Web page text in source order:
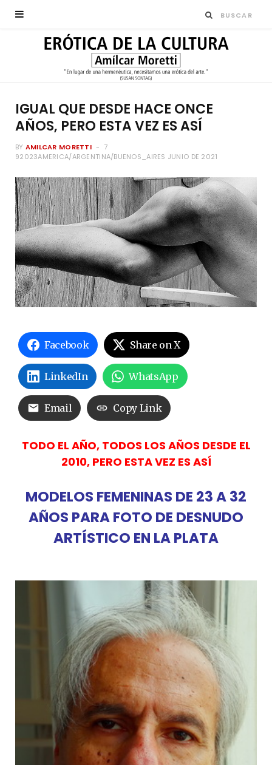
IGUAL QUE DESDE HACE ONCE
AÑOS, PERO ESTA VEZ ES ASÍ
BY AMILCAR MORETTI
7
92023AMERICA/ARGENTINA/BUENOS_AIRES JUNIO DE 2021
Facebook Share on X
LinkedIn WhatsApp
Email Copy Link
TODO EL AÑO, TODOS LOS AÑOS DESDE EL
2010, PERO ESTA VEZ ES ASÍ
MODELOS FEMENINAS DE 23 A 32
AÑOS PARA FOTO DE DESNUDO
ARTÍSTICO EN LA PLATA